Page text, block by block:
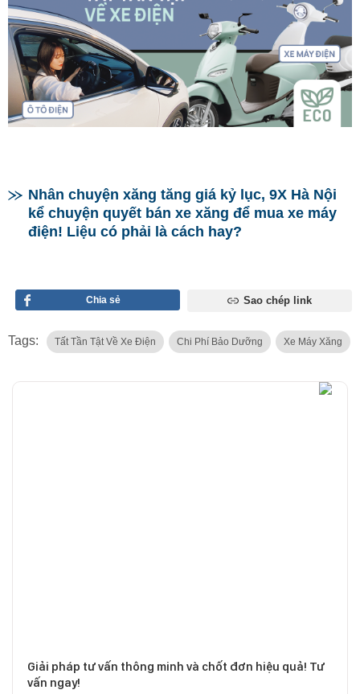
Nhân chuyện xăng tăng giá kỷ lục, 9X Hà Nội
kể chuyện quyết bán xe xăng để mua xe máy
điện! Liệu có phải là cách hay?
Chia sẻ Sao chép link
Tags: Tất Tần Tật Về Xe Điện Chi Phí Bảo Dưỡng Xe Máy Xăng
Giải pháp tư vấn thông minh và chốt đơn hiệu quả! Tư
vấn ngay!